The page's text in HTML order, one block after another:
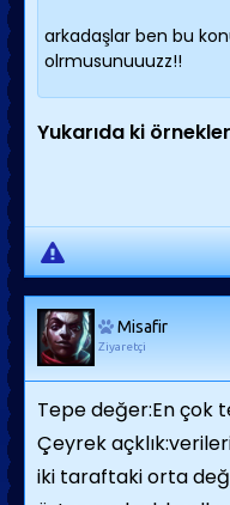
arkadaşlar ben bu
olrmusunuuuzz!!
Yukarıda ki
Misafir
Ziyaretçi
Tepe değer:En çok
Çeyrek
iki taraftaki orta